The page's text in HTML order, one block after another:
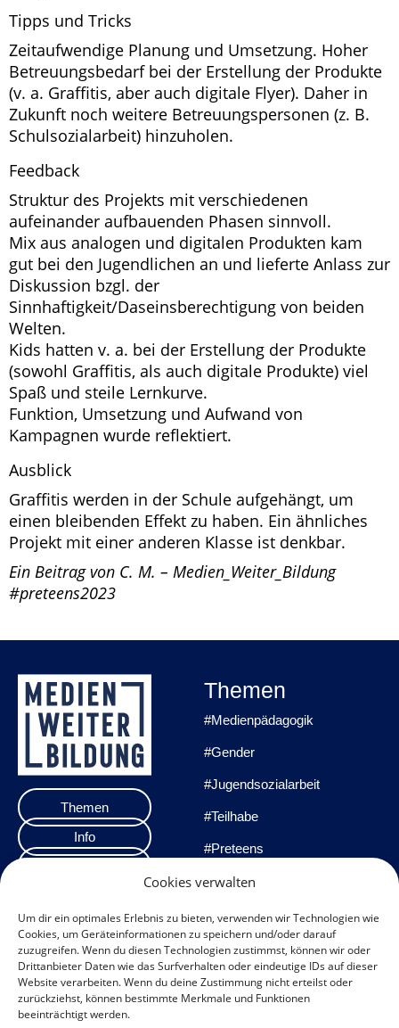
Cookies verwalten
Um dir ein optimales Erlebnis zu bieten, verwenden wir Technologien wie
Cookies, um Geräteinformationen zu speichern und/oder darauf
zuzugreifen. Wenn du diesen Technologien zustimmst, können wir oder
Drittanbieter Daten wie das Surfverhalten oder eindeutige IDs auf dieser
Website verarbeiten. Wenn du deine Zustimmung nicht erteilst oder
zurückziehst, können bestimmte Merkmale und Funktionen
beeinträchtigt werden.
Tipps und Tricks
Zeitaufwendige Planung und Umsetzung. Hoher
Betreuungsbedarf bei der Erstellung der Produkte
(v. a. Graffitis, aber auch digitale Flyer). Daher in
Zukunft noch weitere Betreuungspersonen (z. B.
Schulsozialarbeit) hinzuholen.
Feedback
Struktur des Projekts mit verschiedenen
aufeinander aufbauenden Phasen sinnvoll.
Mix aus analogen und digitalen Produkten kam
gut bei den Jugendlichen an und lieferte Anlass zur
Diskussion bzgl. der
Sinnhaftigkeit/Daseinsberechtigung von beiden
Welten.
Kids hatten v. a. bei der Erstellung der Produkte
(sowohl Graffitis, als auch digitale Produkte) viel
Spaß und steile Lernkurve.
Funktion, Umsetzung und Aufwand von
Kampagnen wurde reflektiert.
Ausblick
Graffitis werden in der Schule aufgehängt, um
einen bleibenden Effekt zu haben. Ein ähnliches
Projekt mit einer anderen Klasse ist denkbar.
Ein Beitrag von C. M. – Medien_Weiter_Bildung
#preteens2023
Themen
Info
Impressum
Datenschutzerklärung
Datenschutz
Themen
#Medienpädagogik
#Gender
#Jugendsozialarbeit
#Teilhabe
#Preteens
#Praxisprojekte
#Methoden